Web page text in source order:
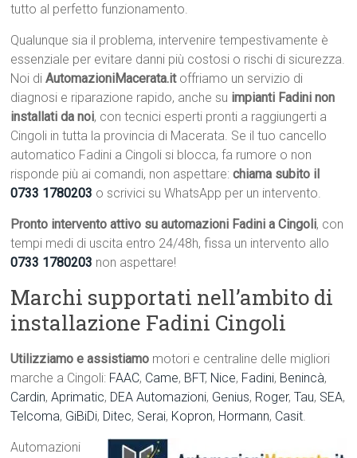
tutto al perfetto funzionamento.
Qualunque sia il problema, intervenire tempestivamente è
essenziale per evitare danni più costosi o rischi di sicurezza.
Noi diAutomazioniMacerata.itoffriamo un servizio di
diagnosi e riparazione rapido, anche su impianti Fadini non
installati da noi, con tecnici esperti pronti a raggiungerti a
Cingoli in tutta la provincia di Macerata. Se il tuo cancello
automatico Fadini a Cingoli si blocca, fa rumore o non
risponde più ai comandi, non aspettare:chiama subito il
0733 1780203 o scrivici su WhatsApp per un intervento.
Pronto intervento attivo su automazioni Fadini a Cingoli, con
tempi medi di uscita entro 24/48h, fissa un intervento allo
0733 1780203 non aspettare!
Marchi supportati nell’ambito di
installazione Fadini Cingoli
Utilizziamo e assistiamo motori e centraline delle migliori
marche a Cingoli: FAAC, Came, BFT, Nice, Fadini, Benincà,
Cardin,Aprimatic, DEA Automazioni, Genius, Roger,Tau, SEA,
Telcoma, GiBiDi, Ditec, Serai, Kopron, Hormann, Casit.
Automazioni